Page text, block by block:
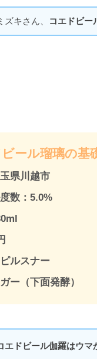
ズキさん、 コエドビー
ール瑠璃の基
県川越市
数：5.0%
ルスナー
ー（下面発酵）
エドビール伽羅はウマ